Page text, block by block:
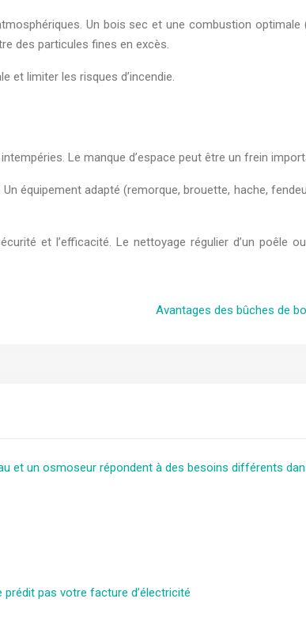
Un bois sec et une combustion optimale
des particules fines en excès.
et limiter les risques d’incendie.
Le manque d’espace peut être un frein
équipement adapté (remorque, brouette, hache,
et l’efficacité. Le nettoyage régulier d’un poêle
Avantages des bûches de
et un osmoseur répondent à des besoins différents
prédit pas votre facture d’électricité